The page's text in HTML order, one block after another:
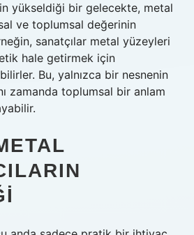
yükseldiği bir gelecekte, metal
ve toplumsal değerinin
sanatçılar metal yüzeyleri
hale getirmek için
Bu, yalnızca bir nesnenin
zamanda toplumsal bir anlam